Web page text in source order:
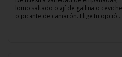
lomo saltado o ají de gallina o ceviche
o picante de camarón. Elige tu opción